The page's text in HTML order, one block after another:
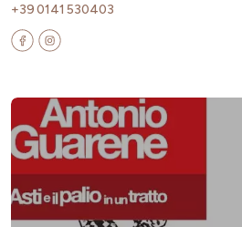
+39 0141 530403